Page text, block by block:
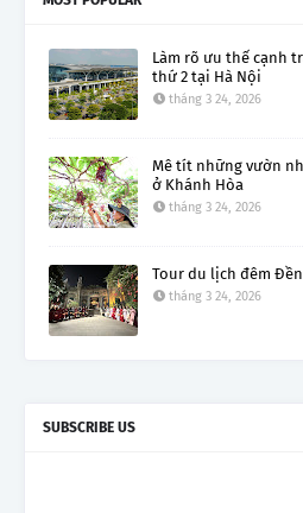
Làm rõ ưu thế cạnh
thứ 2 tại Hà Nội
tháng 3 24, 2026
Mê tít những vườn
ở Khánh Hòa
tháng 3 24, 2026
Tour du lịch đêm
tháng 3 24, 2026
SUBSCRIBE US